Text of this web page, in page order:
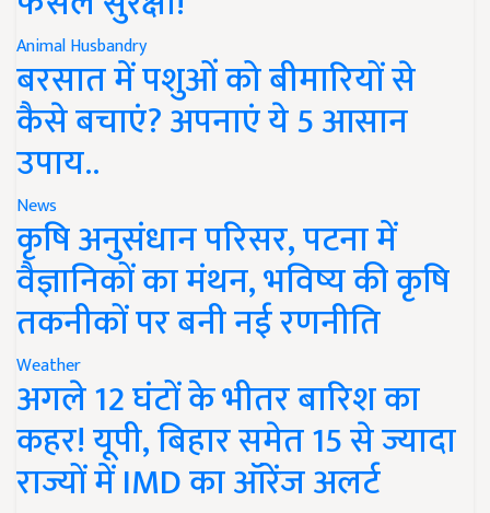
Animal Husbandry
बरसात में पशुओं को बीमारियों से
कैसे बचाएं? अपनाएं ये 5 आसान
उपाय..
News
कृषि अनुसंधान परिसर, पटना में
वैज्ञानिकों का मंथन, भविष्य की कृषि
तकनीकों पर बनी नई रणनीति
Weather
अगले 12 घंटों के भीतर बारिश का
कहर! यूपी, बिहार समेत 15 से ज्यादा
राज्यों में IMD का ऑरेंज अलर्ट